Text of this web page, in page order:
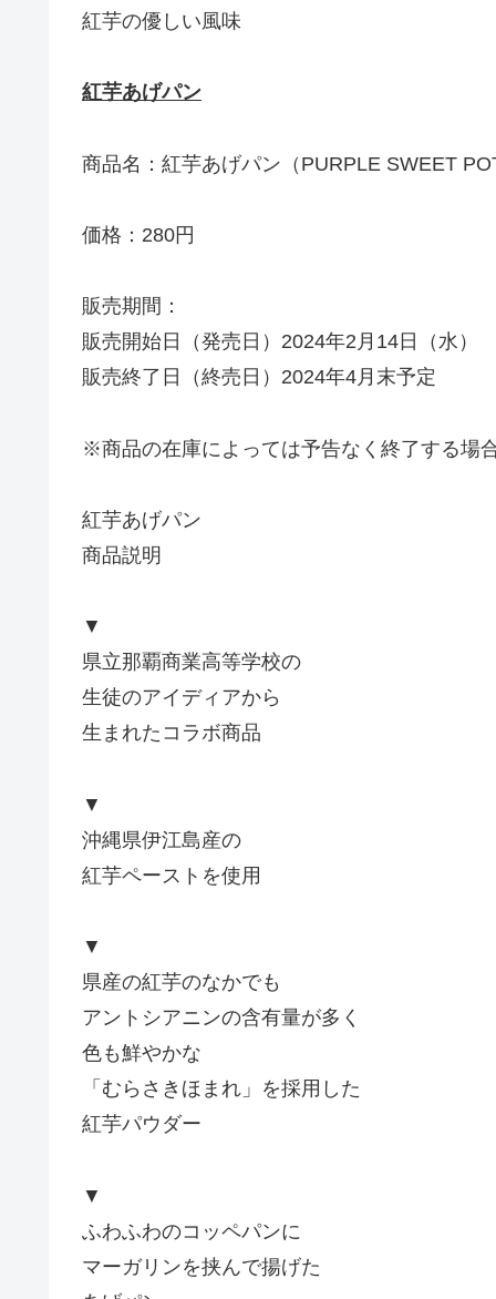
紅芋の優しい風味
紅芋あげパン
商品名：紅芋あげパン（PURPLE SWEET
価格：280円
販売期間：
販売開始日（発売日）2024年2月14日（水）
販売終了日（終売日）2024年4月末予定
※商品の在庫によっては予告なく終了する場
紅芋あげパン
商品説明
▼
県立那覇商業高等学校の
生徒のアイディアから
生まれたコラボ商品
▼
沖縄県伊江島産の
紅芋ペーストを使用
▼
県産の紅芋のなかでも
アントシアニンの含有量が多く
色も鮮やかな
「むらさきほまれ」を採用した
紅芋パウダー
▼
ふわふわのコッペパンに
マーガリンを挟んで揚げた